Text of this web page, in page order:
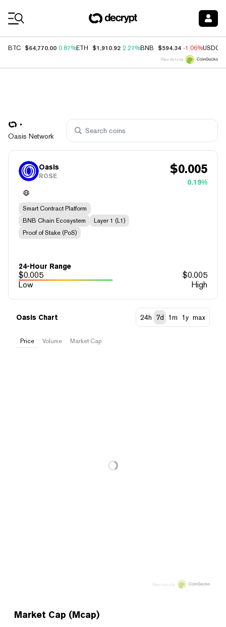
BTC $64,770.00 0.87%ETH $1,910.92 2.27%BNB $594.34 -1.06%USDC
Price data by
Oasis Network
Oasis
ROSE $0.005
0.19%
Smart Contract Platform
BNB Chain Ecosystem
Layer 1 (L1)
Proof of Stake (PoS)
24-Hour Range
$0.005 $0.005
Low
High
Market Cap (Mcap)
Oasis Chart 24h 7d 1m 1y max
Price Volume Market Cap
Price data by